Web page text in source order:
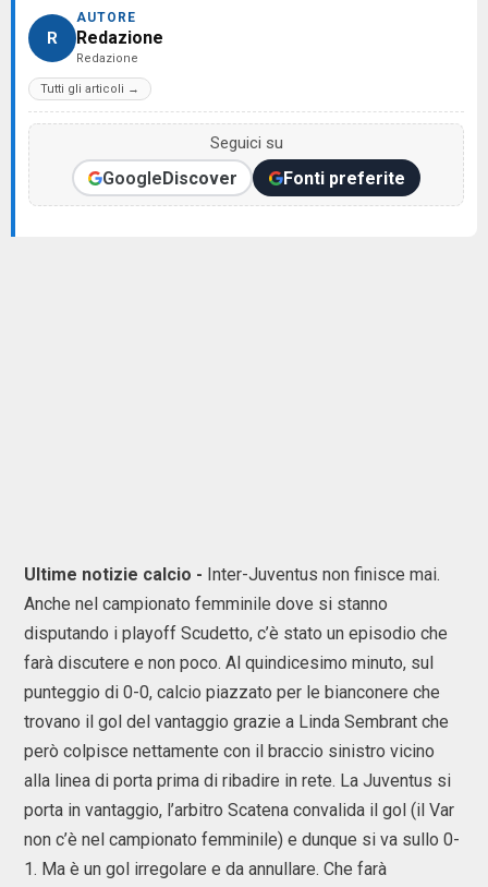
R
AUTORE
Redazione
Redazione
Tutti gli articoli →
Seguici su
GoogleDiscover Fonti preferite
Ultime notizie calcio - Inter-Juventus non finisce mai.
Anche nel campionato femminile dove si stanno
disputando i playoff Scudetto, c’è stato un episodio che
farà discutere e non poco. Al quindicesimo minuto, sul
punteggio di 0-0, calcio piazzato per le bianconere che
trovano il gol del vantaggio grazie a Linda Sembrant che
però colpisce nettamente con il braccio sinistro vicino
alla linea di porta prima di ribadire in rete. La Juventus si
porta in vantaggio, l’arbitro Scatena convalida il gol (il Var
non c’è nel campionato femminile) e dunque si va sullo 0-
1. Ma è un gol irregolare e da annullare. Che farà